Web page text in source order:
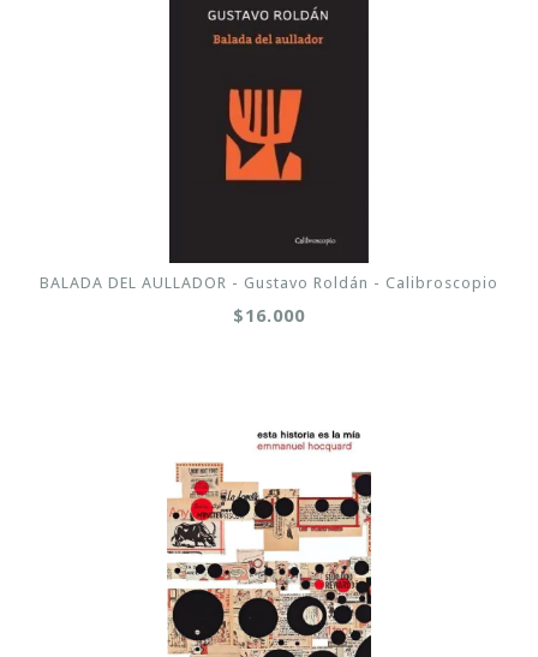
BALADA DEL AULLADOR - Gustavo Roldán - Calibroscopio
$16.000